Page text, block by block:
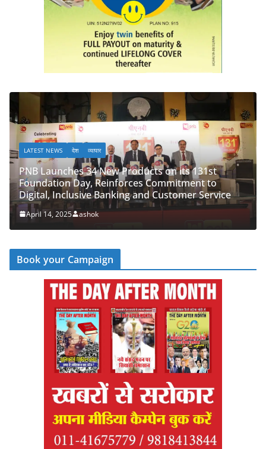
on its 131st
Commitment to
Customer Service
LATEST NEWS देश व्यापार
PNB Half Marathon 2025
‘Cyber Run’ for a Digitally
Book your Campaign